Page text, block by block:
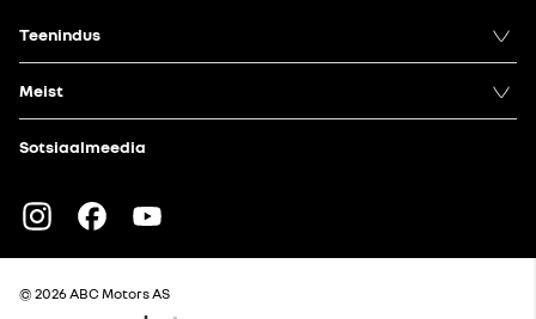
Teenindus
Meist
Sotsiaalmeedia
Instagram
Facebook
© 2026 ABC Motors AS